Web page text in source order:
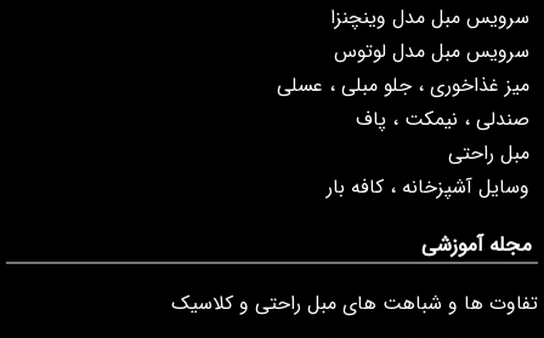
سرویس مبل مدل وینچنزا
سرویس مبل مدل لوتوس
میز غذاخوری ، جلو مبلی ، عسلی
صندلی ، نیمکت ، پاف
مبل راحتی
وسایل آشپزخانه ، کافه بار
مجله آموزشی
تفاوت ها و شباهت های مبل راحتی و کلاسیک